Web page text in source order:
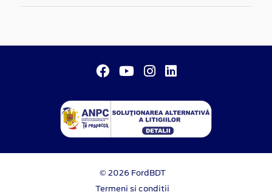
© 2026 FordBDT
Termeni si conditii